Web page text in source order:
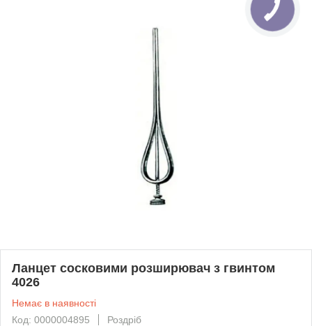
Ланцет сосковими розширювач з гвинтом
4026
Немає в наявності
Код: 0000004895
Роздріб
КНОПКА
ЗВ'ЯЗКУ